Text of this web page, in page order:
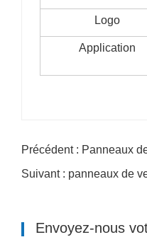
Logo
Application
Envoyez-nous